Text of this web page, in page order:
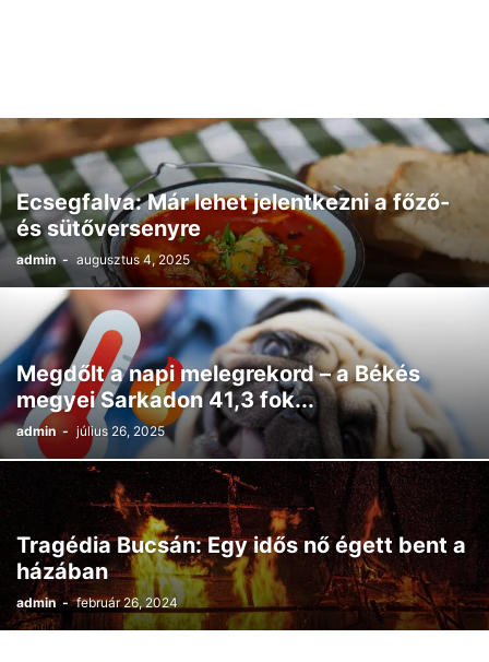
Ecsegfalva: Már lehet jelentkezni a főző-
és sütőversenyre
admin - augusztus 4, 2025
Megdőlt a napi melegrekord – a Békés
megyei Sarkadon 41,3 fok...
admin - július 26, 2025
Tragédia Bucsán: Egy idős nő égett bent a
házában
admin - február 26, 2024